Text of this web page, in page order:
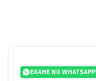
EXAME NO WHATSAPP